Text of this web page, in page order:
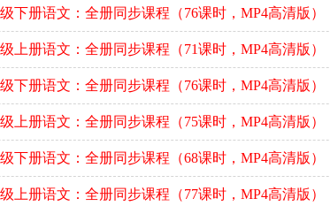
下册语文：全册同步课程（76课时，MP4高清版）
上册语文：全册同步课程（71课时，MP4高清版）
下册语文：全册同步课程（76课时，MP4高清版）
上册语文：全册同步课程（75课时，MP4高清版）
下册语文：全册同步课程（68课时，MP4高清版）
上册语文：全册同步课程（77课时，MP4高清版）